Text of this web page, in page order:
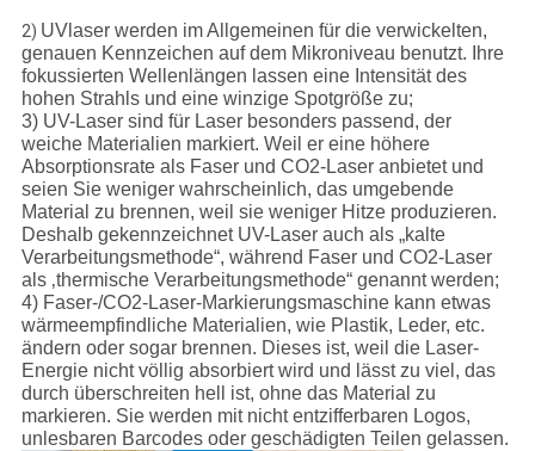
2) UVlaser werden im Allgemeinen für die verwickelten,
genauen Kennzeichen auf dem Mikroniveau benutzt. Ihre
fokussierten Wellenlängen lassen eine Intensität des
hohen Strahls und eine winzige Spotgröße zu;
3) UV-Laser sind für Laser besonders passend, der
weiche Materialien markiert. Weil er eine höhere
Absorptionsrate als Faser und CO2-Laser anbietet und
seien Sie weniger wahrscheinlich, das umgebende
Material zu brennen, weil sie weniger Hitze produzieren.
Deshalb gekennzeichnet UV-Laser auch als „kalte
Verarbeitungsmethode“, während Faser und CO2-Laser
als ‚thermische Verarbeitungsmethode“ genannt werden;
4) Faser-/CO2-Laser-Markierungsmaschine kann etwas
wärmeempfindliche Materialien, wie Plastik, Leder, etc.
ändern oder sogar brennen. Dieses ist, weil die Laser-
Energie nicht völlig absorbiert wird und lässt zu viel, das
durch überschreiten hell ist, ohne das Material zu
markieren. Sie werden mit nicht entzifferbaren Logos,
unlesbaren Barcodes oder geschädigten Teilen gelassen.